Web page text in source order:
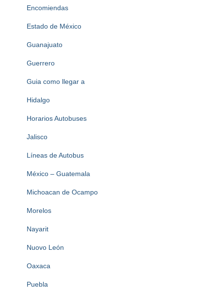
Encomiendas
Estado de México
Guanajuato
Guerrero
Guia como llegar a
Hidalgo
Horarios Autobuses
Jalisco
Líneas de Autobus
México – Guatemala
Michoacan de Ocampo
Morelos
Nayarit
Nuovo León
Oaxaca
Puebla